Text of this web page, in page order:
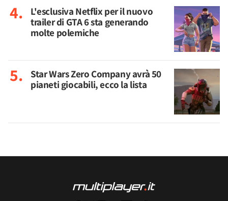
L'esclusiva Netflix per il nuovo
trailer di GTA 6 sta generando
molte polemiche
Star Wars Zero Company avrà 50
pianeti giocabili, ecco la lista